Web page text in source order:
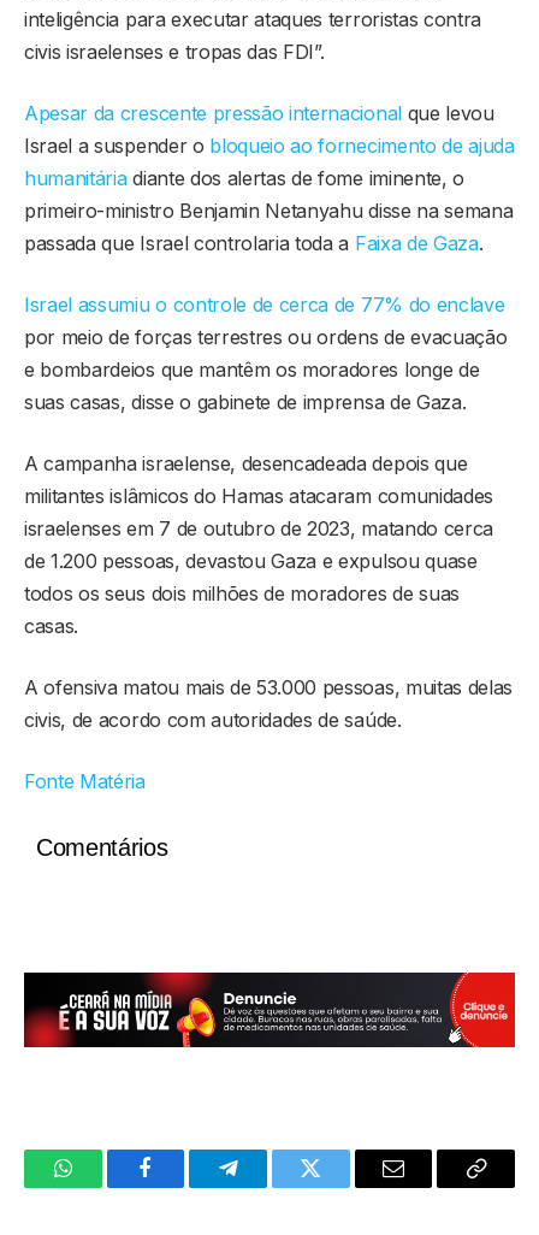
inteligência para executar ataques terroristas contra
civis israelenses e tropas das FDI”.
Apesar da crescente pressão internacionalque levou
Israel a suspender o bloqueio ao fornecimento de ajuda
humanitáriadiante dos alertas de fome iminente, o
primeiro-ministro Benjamin Netanyahu disse na semana
passada que Israel controlaria toda a Faixa de Gaza.
Israel assumiu o controle de cerca de 77% do enclave
por meio de forças terrestres ou ordens de evacuação
e bombardeios que mantêm os moradores longe de
suas casas, disse o gabinete de imprensa de Gaza.
A campanha israelense, desencadeada depois que
militantes islâmicos do Hamas atacaram comunidades
israelenses em 7 de outubro de 2023, matando cerca
de 1.200 pessoas, devastou Gaza e expulsou quase
todos os seus dois milhões de moradores de suas
casas.
A ofensiva matou mais de 53.000 pessoas, muitas delas
civis, de acordo com autoridades de saúde.
Fonte Matéria
Comentários
WhatsAppFacebookTelegramTwitter Email
Copy